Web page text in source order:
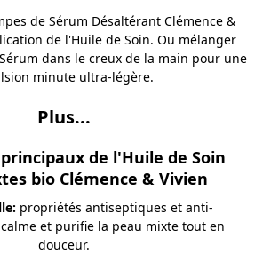
de Sérum Désaltérant Clémence &
de l'Huile de Soin. Ou mélanger
dans le creux de la main pour une
minute ultra-légère.
Plus...
de l'Huile de Soin
bio Clémence & Vivien
: propriétés antiseptiques et anti-
et purifie la peau mixte tout en
douceur.